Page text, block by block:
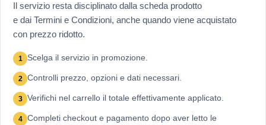
Il servizio resta disciplinato dalla scheda prodotto
e dai Termini e Condizioni, anche quando viene acquistato
con prezzo ridotto.
1 Scelga il servizio in promozione.
2 Controlli prezzo, opzioni e dati necessari.
3 Verifichi nel carrello il totale effettivamente applicato.
4
Completi checkout e pagamento dopo aver letto le